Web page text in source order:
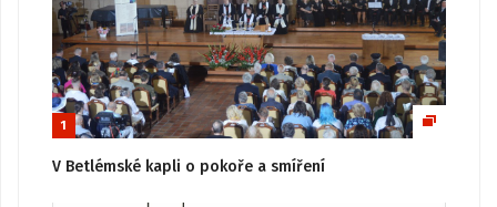
1
V Betlémské kapli o pokoře a smíření